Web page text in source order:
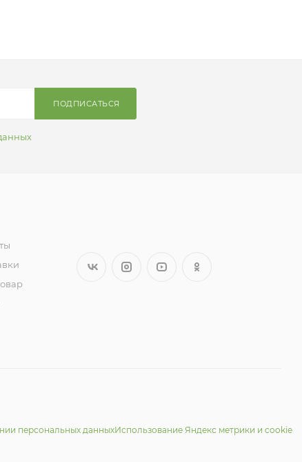
ПОДПИСАТЬСЯ
персональных данныхИспользование Яндекс метрики и cookie